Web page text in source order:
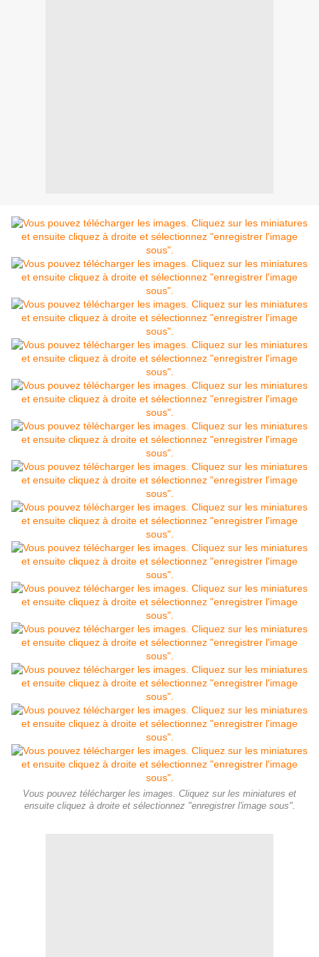
Vous pouvez télécharger les images. Cliquez sur les miniatures et
ensuite cliquez à droite et sélectionnez "enregistrer l'image sous".